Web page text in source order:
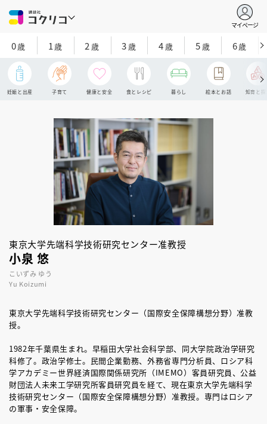
マイページ
0歳 1歳 2 歳 3歳 4歳 5歳 6歳
妊娠と出産 子育て 健康と安全 食とレシピ 暮らし 絵本とお話 知育と探
東京大学先端科学技術研究センター准教授
小泉 悠
こいずみ ゆう
Yu Koizumi
東京大学先端科学技術研究センター（国際安全保障構想分野）准教
授。
1982年千葉県生まれ。早稲田大学社会科学部、同大学院政治学研究
科修了。政治学修士。民間企業勤務、外務省専門分析員、ロシア科
学アカデミー世界経済国際関係研究所（IMEMO）客員研究員、公益
財団法人未来工学研究所客員研究員を経て、現在東京大学先端科学
技術研究センター（国際安全保障構想分野）准教授。専門はロシア
の軍事・安全保障。